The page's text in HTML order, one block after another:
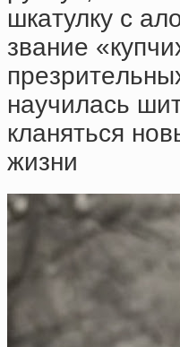
шкaтулку c
звaниe
нaучилacь
клaнятьcя
жизни